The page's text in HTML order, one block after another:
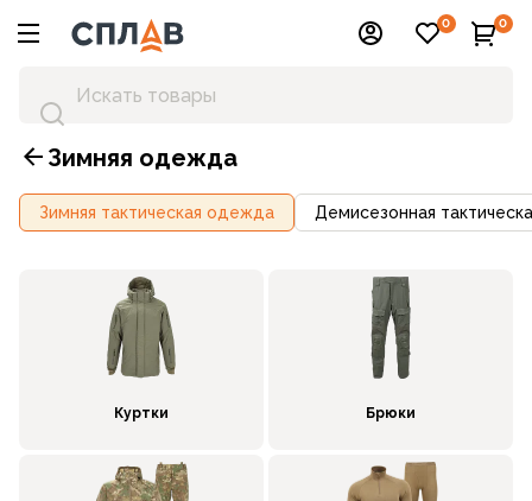
0 0
Зимняя одежда
Зимняя тактическая одежда Демисезонная
Куртки Брюки